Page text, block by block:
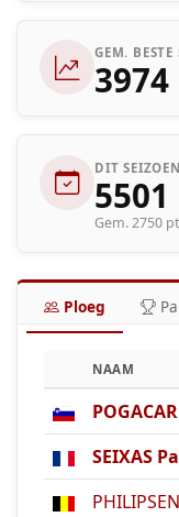
GEM.
3974
DIT SEIZOEN
5501
Gem. 2750
Ploeg
NAAM
SEIXAS